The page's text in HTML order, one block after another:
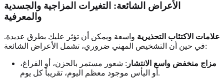
الأعراض الشائعة: التغيرات المزاجية والجسدية
والمعرفية
علامات الاكتئاب التحذيرية واسعة ويمكن أن تؤثر عليك بطرق عديدة.
في حين أن التشخيص المهني ضروري، تشمل الأعراض الشائعة:
مزاج منخفض واسع الانتشار : شعور مستمر بالحزن، أو الفراغ،
أو اليأس موجود معظم اليوم، تقريباً كل يوم.